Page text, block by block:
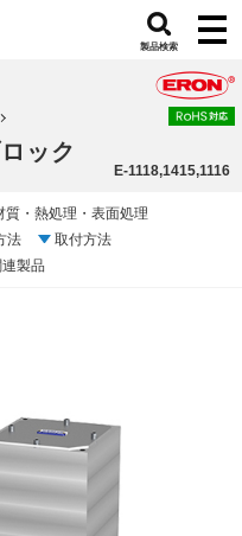
製品検索
ック
E-1118,1415,1116
質・熱処理・表面処理
法
取付方法
連製品